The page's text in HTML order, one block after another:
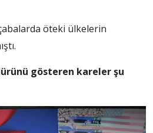
öteki ülkelerin
gösteren kareler şu